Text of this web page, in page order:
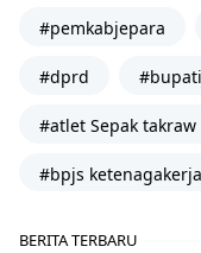
#pemkabjepara
#dprd
#atlet Sepak takraw
#bpjs
BERITA TERBARU